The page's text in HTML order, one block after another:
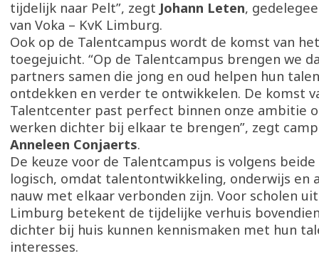
tijdelijk naar Pelt”, zegt Johann Leten,
van Voka – KvK Limburg.
Ook op de Talentcampus wordt de komst van
toegejuicht. “Op de Talentcampus brengen we
partners samen die jong en oud helpen hun
ontdekken en verder te ontwikkelen. De komst
Talentcenter past perfect binnen onze ambitie
werken dichter bij elkaar te brengen”, zegt
Anneleen Conjaerts.
De keuze voor de Talentcampus is volgens
logisch, omdat talentontwikkeling, onderwijs en
nauw met elkaar verbonden zijn. Voor scholen
Limburg betekent de tijdelijke verhuis
dichter bij huis kunnen kennismaken met hun
interesses.